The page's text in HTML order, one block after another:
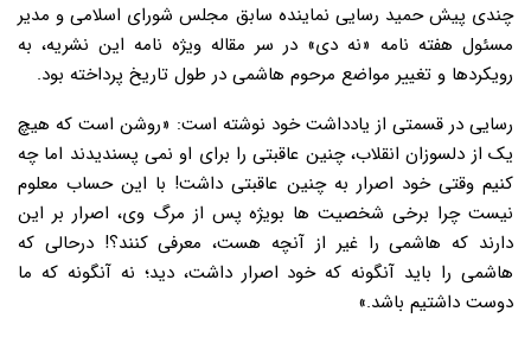
چندی پیش حمید رسایی نماینده سابق مجلس شورای اسلامی و مدیر
مسئول هفته نامه «نه دی» در سر مقاله ویژه نامه این نشریه، به
رویکردها و تغییر مواضع مرحوم هاشمی در طول تاریخ پرداخته بود.
رسایی در قسمتی از یادداشت خود نوشته است: «روشن است که هیچ
یک از دلسوزان انقلاب، چنین عاقبتی را برای او نمی پسندیدند اما چه
کنیم وقتی خود اصرار به چنین عاقبتی داشت! با این حساب معلوم
نیست چرا برخی شخصیت ها بویژه پس از مرگ وی، اصرار بر این
دارند که هاشمی را غیر از آنچه هست، معرفی کنند؟! درحالی که
هاشمی را باید آنگونه که خود اصرار داشت، دید؛ نه آنگونه که ما
دوست داشتیم باشد.»